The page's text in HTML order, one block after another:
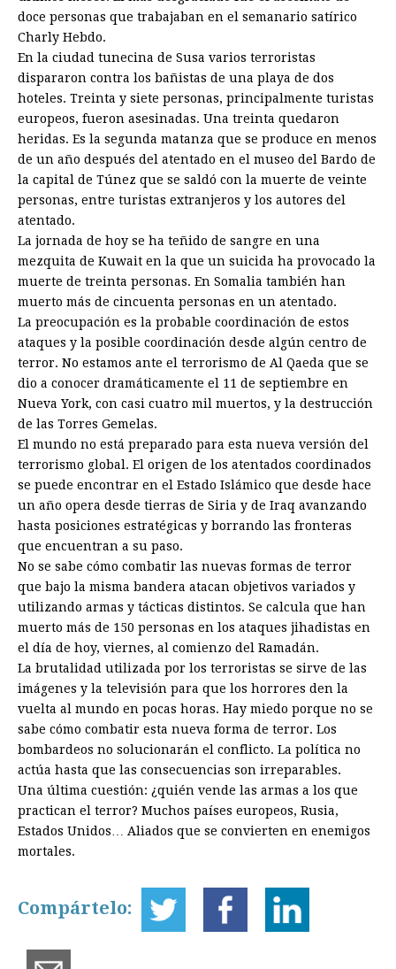
doce personas que trabajaban en el semanario satírico
Charly Hebdo.
En la ciudad tunecina de Susa varios terroristas
dispararon contra los bañistas de una playa de dos
hoteles. Treinta y siete personas, principalmente turistas
europeos, fueron asesinadas. Una treinta quedaron
heridas. Es la segunda matanza que se produce en menos
de un año después del atentado en el museo del Bardo de
la capital de Túnez que se saldó con la muerte de veinte
personas, entre turistas extranjeros y los autores del
atentado.
La jornada de hoy se ha teñido de sangre en una
mezquita de Kuwait en la que un suicida ha provocado la
muerte de treinta personas. En Somalia también han
muerto más de cincuenta personas en un atentado.
La preocupación es la probable coordinación de estos
ataques y la posible coordinación desde algún centro de
terror. No estamos ante el terrorismo de Al Qaeda que se
dio a conocer dramáticamente el 11 de septiembre en
Nueva York, con casi cuatro mil muertos, y la destrucción
de las Torres Gemelas.
El mundo no está preparado para esta nueva versión del
terrorismo global. El origen de los atentados coordinados
se puede encontrar en el Estado Islámico que desde hace
un año opera desde tierras de Siria y de Iraq avanzando
hasta posiciones estratégicas y borrando las fronteras
que encuentran a su paso.
No se sabe cómo combatir las nuevas formas de terror
que bajo la misma bandera atacan objetivos variados y
utilizando armas y tácticas distintos. Se calcula que han
muerto más de 150 personas en los ataques jihadistas en
el día de hoy, viernes, al comienzo del Ramadán.
La brutalidad utilizada por los terroristas se sirve de las
imágenes y la televisión para que los horrores den la
vuelta al mundo en pocas horas. Hay miedo porque no se
sabe cómo combatir esta nueva forma de terror. Los
bombardeos no solucionarán el conflicto. La política no
actúa hasta que las consecuencias son irreparables.
Una última cuestión: ¿quién vende las armas a los que
practican el terror? Muchos países europeos, Rusia,
Estados Unidos… Aliados que se convierten en enemigos
mortales.
Compártelo: